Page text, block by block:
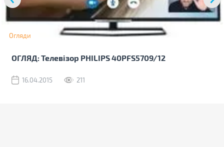
Огляди
ОГЛЯД: Телевізор PHILIPS 40PFS5709/12
16.04.2015 211